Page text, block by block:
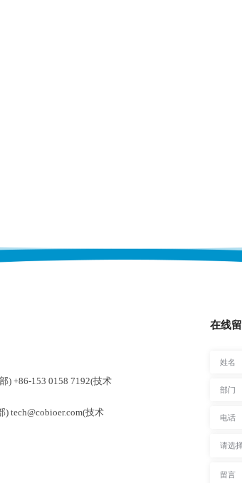
) +86-153 0158 7192(技术
) tech@cobioer.com(技术
在线